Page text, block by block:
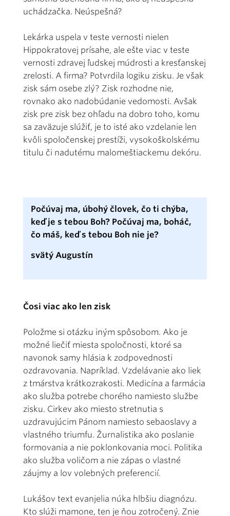
uchádzačka. Neúspešná?
Lekárka uspela v teste vernosti nielen
Hippokratovej prísahe, ale ešte viac v teste
vernosti zdravej ľudskej múdrosti a kresťanskej
zrelosti. A firma? Potvrdila logiku zisku. Je však
zisk sám osebe zlý? Zisk rozhodne nie,
rovnako ako nadobúdanie vedomosti. Avšak
zisk pre zisk bez ohľadu na dobro toho, komu
sa zaväzuje slúžiť, je to isté ako vzdelanie len
kvôli spoločenskej prestíži, vysokoškolskému
titulu či nadutému malomeštiackemu dekóru.
Počúvaj ma, úbohý človek, čo ti chýba,
keď je s tebou Boh? Počúvaj ma, boháč,
čo máš, keď s tebou Boh nie je?
svätý Augustín
Čosi viac ako len zisk
Položme si otázku iným spôsobom. Ako je
možné liečiť miesta spoločnosti, ktoré sa
navonok samy hlásia k zodpovednosti
ozdravovania. Napríklad. Vzdelávanie ako liek
z tmárstva krátkozrakosti. Medicína a farmácia
ako služba potrebe chorého namiesto službe
zisku. Cirkev ako miesto stretnutia s
uzdravujúcim Pánom namiesto sebaoslavy a
vlastného triumfu. Žurnalistika ako poslanie
formovania a nie poklonkovania moci. Politika
ako služba voličom a nie zápas o vlastné
záujmy a lov volebných preferencií.
Lukášov text evanjelia núka hlbšiu diagnózu.
Kto slúži mamone, ten je ňou zotročený. Znie